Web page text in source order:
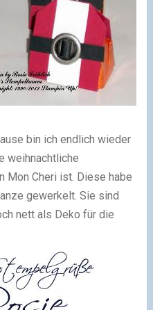
bin ich endlich wieder
weihnachtliche
Mon Cheri ist. Diese habe
gewerkelt. Sie sind
nett als Deko für die